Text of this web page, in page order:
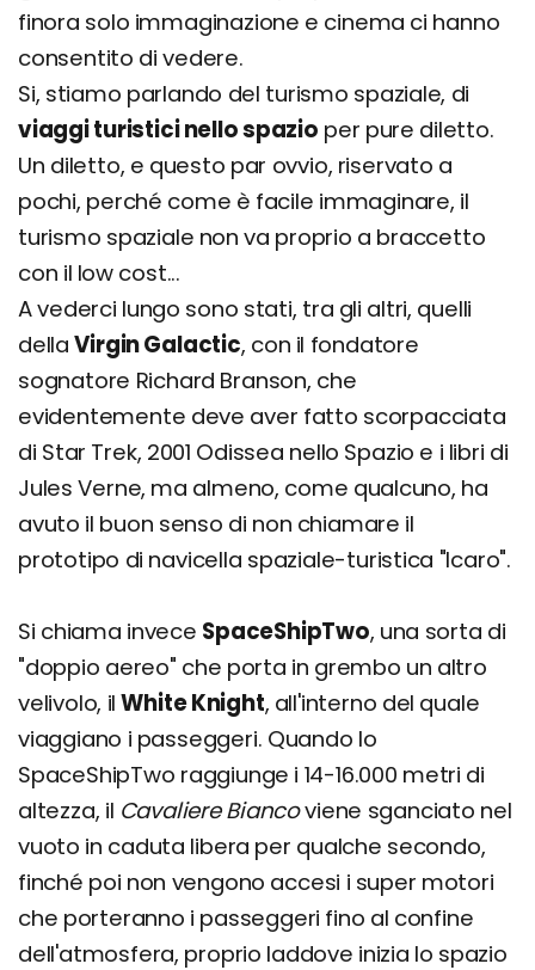
finora solo immaginazione e cinema ci hanno
consentito di vedere.
Si, stiamo parlando del turismo spaziale, di
viaggi turistici nello spazio per pure diletto.
Un diletto, e questo par ovvio, riservato a
pochi, perché come è facile immaginare, il
turismo spaziale non va proprio a braccetto
con il low cost...
A vederci lungo sono stati, tra gli altri, quelli
dellaVirgin Galactic, con il fondatore
sognatore Richard Branson, che
evidentemente deve aver fatto scorpacciata
di Star Trek, 2001 Odissea nello Spazio e i libri di
Jules Verne, ma almeno, come qualcuno, ha
avuto il buon senso di non chiamare il
prototipo di navicella spaziale-turistica "Icaro".
Si chiama invece SpaceShipTwo, una sorta di
"doppio aereo" che porta in grembo un altro
velivolo, ilWhite Knight, all'interno del quale
viaggiano i passeggeri. Quando lo
SpaceShipTwo raggiunge i 14-16.000 metri di
altezza, il Cavaliere Biancoviene sganciato nel
vuoto in caduta libera per qualche secondo,
finché poi non vengono accesi i super motori
che porteranno i passeggeri fino al confine
dell'atmosfera, proprio laddove inizia lo spazio